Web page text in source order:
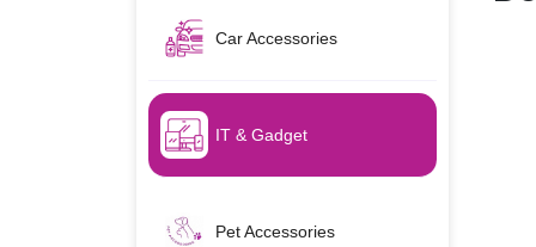
Car Accessories
IT & Gadget
Pet Accessories